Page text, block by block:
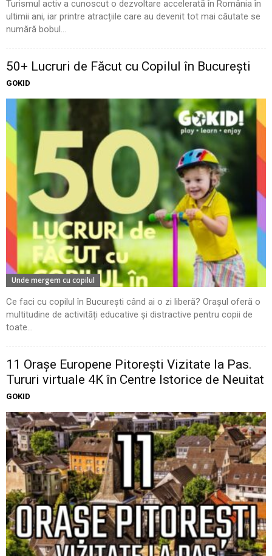
Turismul activ a cunoscut o dezvoltare accelerată în România în
ultimii ani, iar printre atracțiile care au devenit tot mai căutate se
numără bobul...
50+ Lucruri de Făcut cu Copilul în București
GOKID
Unde mergem cu copilul
Ce faci cu copilul în București când ai o zi liberă? Orașul oferă o
multitudine de activități educative și distractive pentru copii de
toate...
11 Oraşe Europene Pitoreşti Vizitate la Pas.
Tururi virtuale 4K în Centre Istorice de Neuitat
GOKID